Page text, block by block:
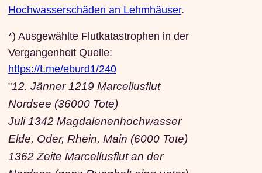
Hochwasserschäden an Lehmhäuser.
*) Ausgewählte Flutkatastrophen in der
Vergangenheit Quelle:
https://t.me/eburd1/240
"12. Jänner 1219 Marcellusflut
Nordsee (36000 Tote)
Juli 1342 Magdalenenhochwasser
Elde, Oder, Rhein, Main (6000 Tote)
1362 Zeite Marcellusflut an der